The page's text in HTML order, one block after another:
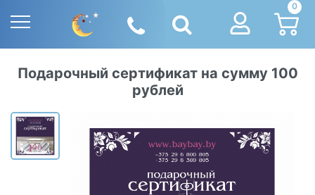
0
Подарочный сертификат на сумму 100
рублей